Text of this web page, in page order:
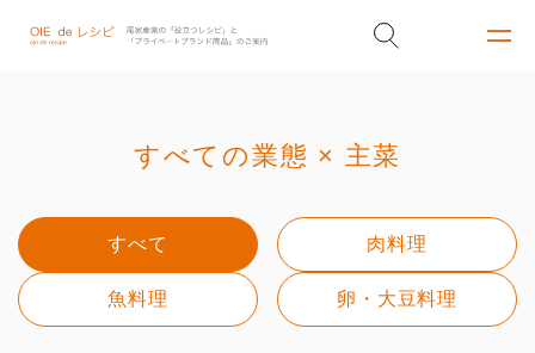
すべての業態 × 主菜
すべて 肉料理
魚料理 卵・大豆料理